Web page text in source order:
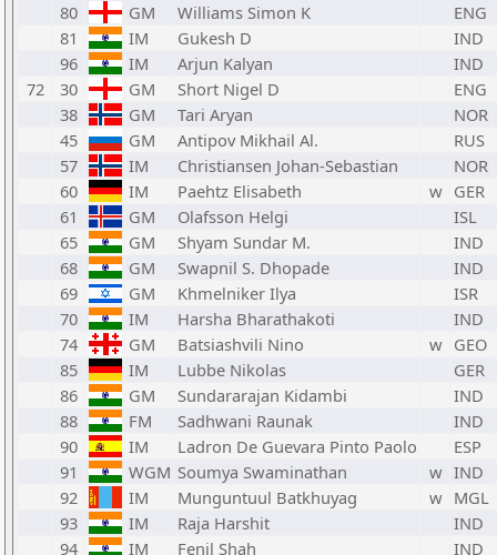
80
GM Williams Simon K
ENG
81
IM Gukesh D
IND
96
IM Arjun Kalyan
IND
72
30 GM Short Nigel D
ENG
38
GM Tari Aryan
NOR
45
GM Antipov Mikhail Al.
RUS
57
IM Christiansen Johan-Sebastian
NOR
60
IM Paehtz Elisabeth w GER
61
GM Olafsson Helgi
ISL
65
GM Shyam Sundar M.
IND
68
GM Swapnil S. Dhopade
IND
69
GM Khmelniker Ilya
ISR
70
IM Harsha Bharathakoti
IND
74
GM Batsiashvili Nino w GEO
85
IM Lubbe Nikolas
GER
86
GM Sundararajan Kidambi
IND
88
FM Sadhwani Raunak
IND
90
IM Ladron De Guevara Pinto Paolo
ESP
91
WGM Soumya Swaminathan w IND
92
IM Munguntuul Batkhuyag w MGL
93
IM Raja Harshit
IND
94
IM Fenil Shah IND